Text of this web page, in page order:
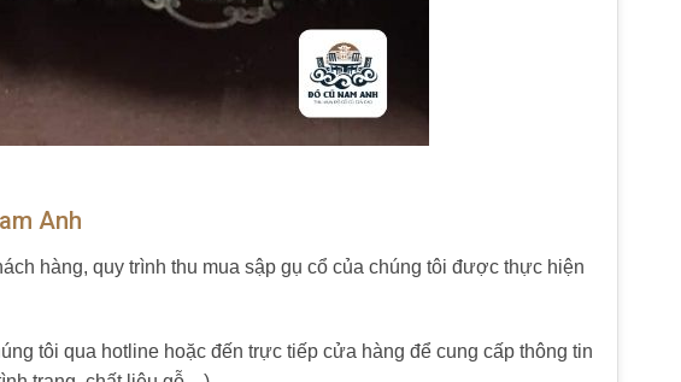
Anh
hàng, quy trình thu mua sập gụ cổ của chúng tôi được thực hiện
tôi qua hotline hoặc đến trực tiếp cửa hàng để cung cấp thông tin